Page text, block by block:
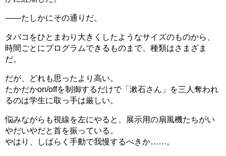
――たしかにその通りだ。
タバコをひとまわり大きくしたようなサイズのものから、
時間ごとにプログラムできるものまで、種類はさまざま
だ。
だが、どれも思ったより高い。
たかだかon/offを制御するだけで「漱石さん」を三人奪われ
るのは学生に取っ手は厳しい。
悩みながらも視線を左にやると、展示用の扇風機たちがい
やだいやだと首を振っている。
やはり、しばらく手動で我慢するべきか……。